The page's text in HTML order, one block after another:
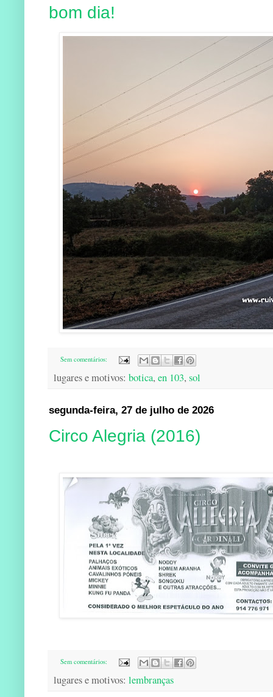
bom dia!
Sem comentários:
lugares e motivos: botica, en 103, sol
segunda-feira, 27 de julho de 2026
Circo Alegria (2016)
Sem comentários:
lugares e motivos: lembranças